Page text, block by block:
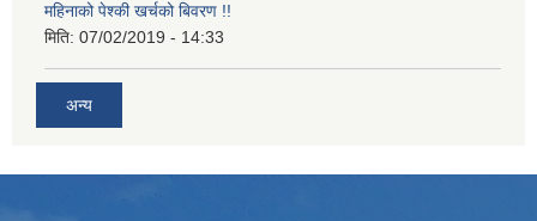
महिनाको पेश्की खर्चको बिवरण !!
मिति: 07/02/2019 - 14:33
अन्य